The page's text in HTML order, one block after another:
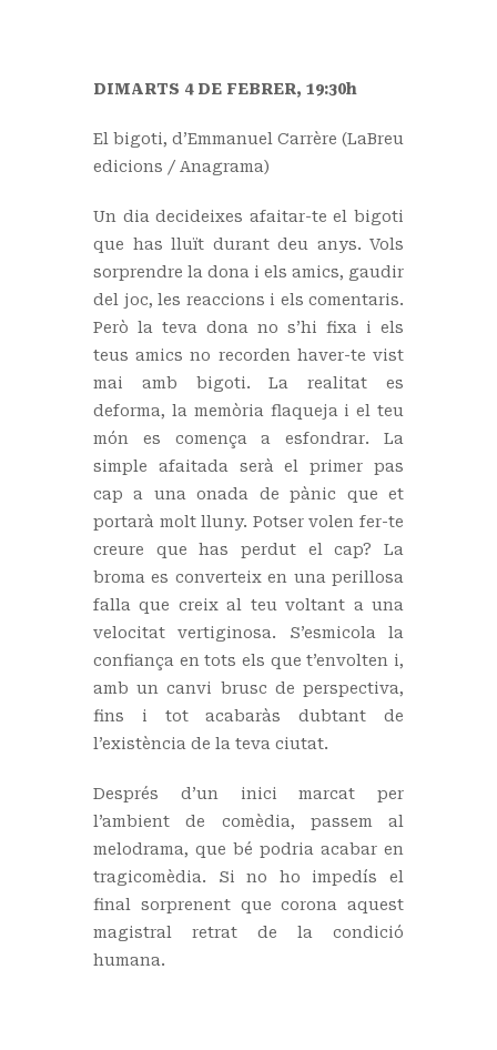
DIMARTS 4 DE FEBRER, 19:30h
El bigoti, d’Emmanuel Carrère (LaBreu
edicions / Anagrama)
Un dia decideixes afaitar-te el bigoti
que has lluït durant deu anys. Vols
sorprendre la dona i els amics, gaudir
del joc, les reaccions i els comentaris.
Però la teva dona no s’hi fixa i els
teus amics no recorden haver-te vist
mai amb bigoti. La realitat es
deforma, la memòria flaqueja i el teu
món es comença a esfondrar. La
simple afaitada serà el primer pas
cap a una onada de pànic que et
portarà molt lluny. Potser volen fer-te
creure que has perdut el cap? La
broma es converteix en una perillosa
falla que creix al teu voltant a una
velocitat vertiginosa. S’esmicola la
confiança en tots els que t’envolten i,
amb un canvi brusc de perspectiva,
fins i tot acabaràs dubtant de
l’existència de la teva ciutat.
Després d’un inici marcat per
l’ambient de comèdia, passem al
melodrama, que bé podria acabar en
tragicomèdia. Si no ho impedís el
final sorprenent que corona aquest
magistral retrat de la condició
humana.